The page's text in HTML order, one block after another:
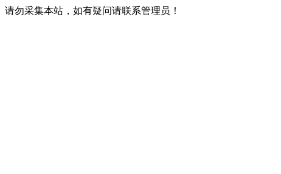
请勿采集本站，如有疑问请联系管理员！